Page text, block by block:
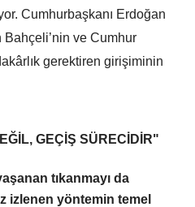
Cumhurbaşkanı Erdoğan
Bahçeli’nin ve Cumhur
gerektiren girişiminin
GEÇİŞ SÜRECİDİR"
tıkanmayı da
izlenen yöntemin temel